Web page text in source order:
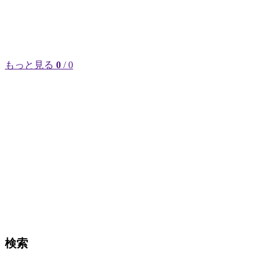
もっと見る 0 / 0
検索